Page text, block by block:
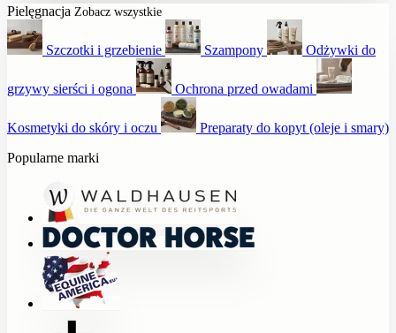
Pielęgnacja Zobacz wszystkie
Szczotki i grzebienie Szampony Odżywki do
grzywy sierści i ogona Ochrona przed owadami
Kosmetyki do skóry i oczu
Preparaty do kopyt (oleje i smary)
Popularne marki